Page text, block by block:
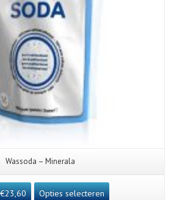
Wassoda – Minerala
€23,60 Opties selecteren